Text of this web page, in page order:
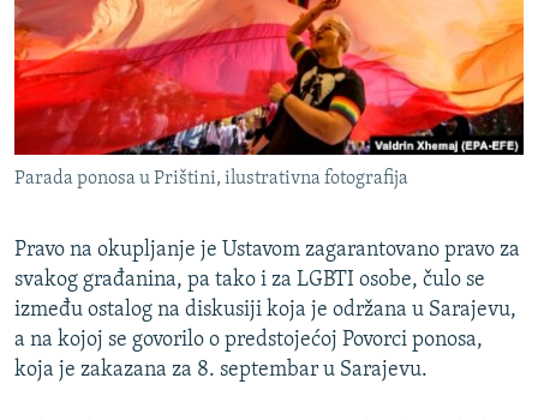
DNEVNO@RSE
SPECIJALI RSE
VIŠE OD NASLOVA
GENOCID U SREBRENICI
POPLAVE I KLIZIŠTA U BIH 2024.
POST SCRIPTUM
MOJA EVROPA
TRI DECENIJE OD RATA U BIH
PRATITE NAS
Sve RFE/RL stranice
Parada ponosa u Prištini, ilustrativna fotografija
Pravo na okupljanje je Ustavom zagarantovano pravo za
svakog građanina, pa tako i za LGBTI osobe, čulo se
između ostalog na diskusiji koja je održana u Sarajevu,
a na kojoj se govorilo o predstojećoj Povorci ponosa,
koja je zakazana za 8. septembar u Sarajevu.